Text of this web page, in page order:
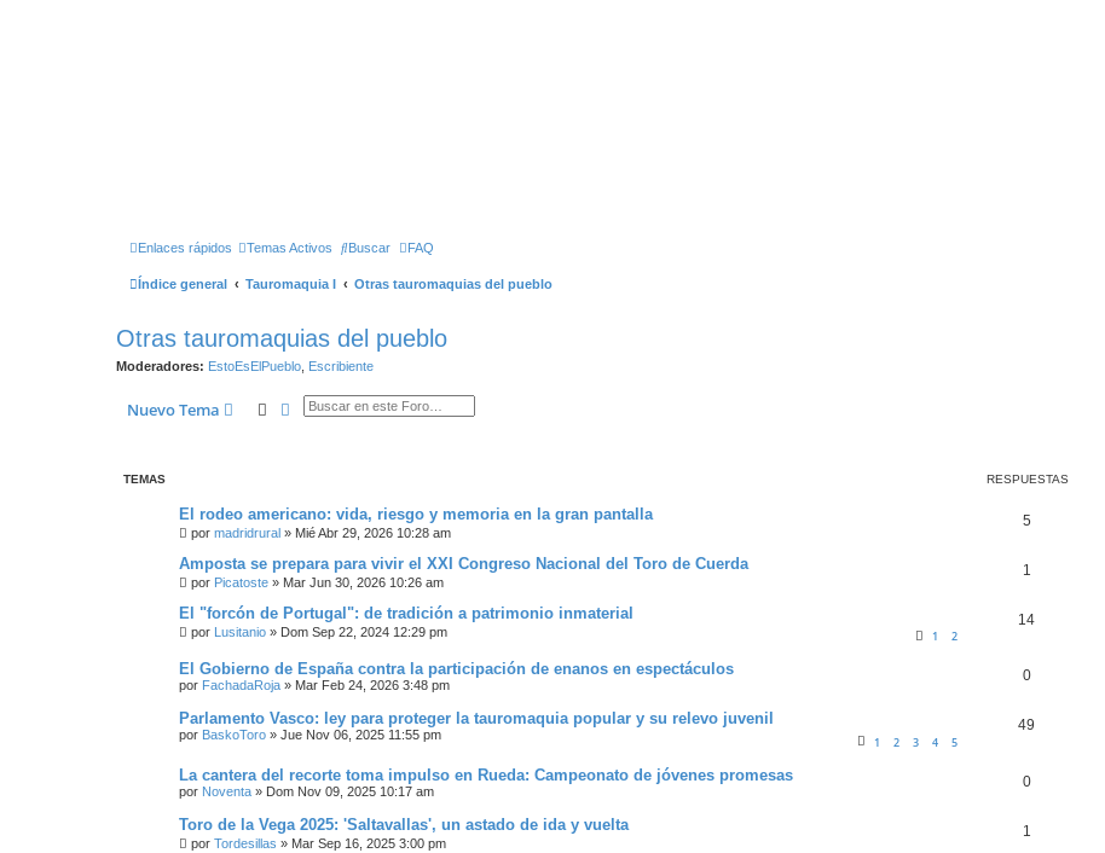
Enlaces rápidos Temas Activos Buscar FAQ
Índice general Tauromaquia I Otras tauromaquias del pueblo
Otras tauromaquias del pueblo
Moderadores: EstoEsElPueblo Escribiente
Nuevo Tema BuscarBúsqueda Avanzada
TEMAS RESPUESTAS
El rodeo americano: vida, riesgo y memoria en la gran pantalla
por madridrural » Mié Abr 29, 2026 10:28 am
5
Amposta se prepara para vivir el XXI Congreso Nacional del Toro de Cuerda
por Picatoste » Mar Jun 30, 2026 10:26 am
1
El "forcón de Portugal": de tradición a patrimonio inmaterial
por Lusitanio » Dom Sep 22, 2024 12:29 pm 1 2
14
El Gobierno de España contra la participación de enanos en espectáculos
por FachadaRoja » Mar Feb 24, 2026 3:48 pm
0
Parlamento Vasco: ley para proteger la tauromaquia popular y su relevo juvenil
por BaskoToro » Jue Nov 06, 2025 11:55 pm 1 2 3 4 5
49
La cantera del recorte toma impulso en Rueda: Campeonato de jóvenes promesas
por Noventa » Dom Nov 09, 2025 10:17 am
0
Toro de la Vega 2025: 'Saltavallas', un astado de ida y vuelta
por Tordesillas » Mar Sep 16, 2025 3:00 pm
1